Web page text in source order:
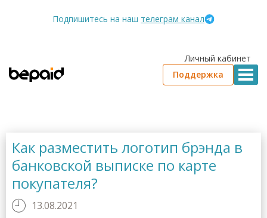
Подпишитесь на наш телеграм канал
Поддержка
Личный кабинет
Как разместить логотип брэнда в
банковской выписке по карте
покупателя?
13.08.2021